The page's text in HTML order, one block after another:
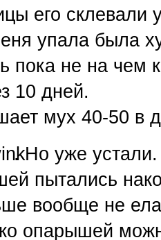
его склевали
упала была
пока не на чем
10 дней.
мух 40-50 в
. Но уже устали.
пытались
вообще не
опарышей